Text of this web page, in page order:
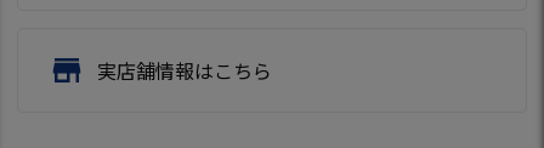
store 実店舗情報はこちら